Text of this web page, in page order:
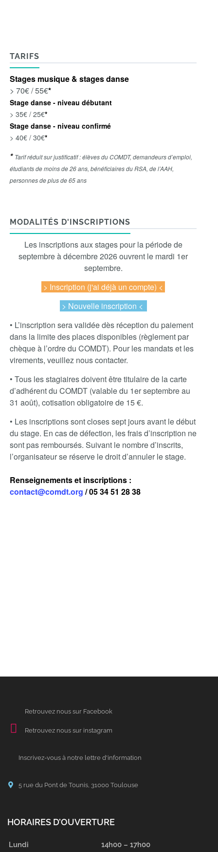
TARIFS
Stages musique & stages danse
> 70€ / 55€*
Stage danse - niveau débutant
> 35€ / 25€*
Stage danse - niveau confirmé
> 40€ / 30€*
* Tarif réduit sur justificatif : élèves du COMDT, demandeurs d’emploi,
étudiants de moins de 26 ans, bénéficiaires du RSA, de l’AAH,
personnes de plus de 65 ans
MODALITÉS D'INSCRIPTIONS
Les inscriptions aux stages pour la période de
septembre à décembre 2026 ouvrent le mardi 1er
septembre.
> Inscription (j'ai déjà un compte) <
> Nouvelle inscription <
• L’inscription sera validée dès réception du paiement
dans la limite des places disponibles (règlement par
chèque à l’ordre du COMDT). Pour les mandats et les
virements, veuillez nous contacter.
• Tous les stagiaires doivent être titulaire de la carte
d’adhérent du COMDT (valable du 1er septembre au
31 août), cotisation obligatoire de 15 €.
• Les inscriptions sont closes sept jours avant le début
du stage. En cas de défection, les frais d’inscription ne
sont pas remboursés. Suivant le nombre d’inscrits,
l’organisateur se réserve le droit d’annuler le stage.
Renseignements et inscriptions :
contact@comdt.org / 05 34 51 28 38
Retrouvez nous sur Facebook
Retrouvez nous sur instagram
Inscrivez-vous à notre lettre d'information
5 rue du Pont de Tounis, 31000 Toulouse
HORAIRES D’OUVERTURE
Lundi 14h00 – 17h00